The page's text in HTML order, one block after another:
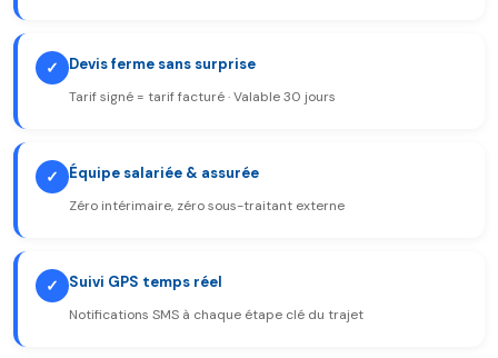
✓ Devis ferme sans surprise
Tarif signé = tarif facturé · Valable 30 jours
✓ Équipe salariée & assurée
Zéro intérimaire, zéro sous-traitant externe
✓ Suivi GPS temps réel
Notifications SMS à chaque étape clé du trajet